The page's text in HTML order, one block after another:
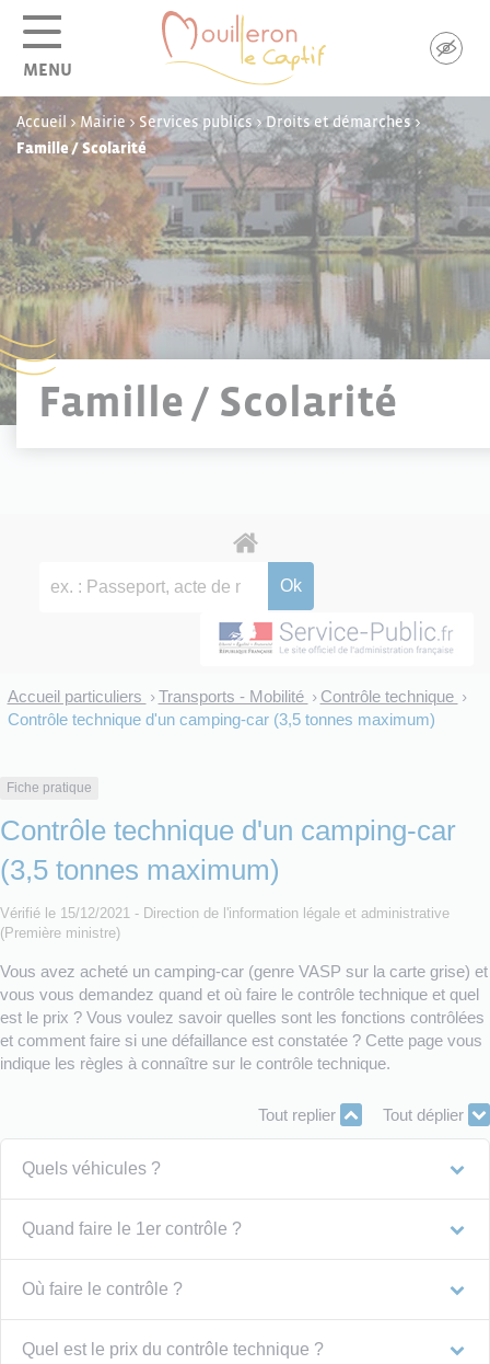
MENU
Accueil >Mairie> Services publics>Droits et démarches>
Famille / Scolarité
Famille / Scolarité
Accueil particuliers > Transports - Mobilité > Contrôle technique >
Contrôle technique d'un camping-car (3,5 tonnes maximum)
Fiche pratique
Contrôle technique d'un camping-car
(3,5 tonnes maximum)
Vérifié le 15/12/2021 - Direction de l'information légale et administrative
(Première ministre)
Vous avez acheté un camping-car (genre VASP sur la carte grise) et
vous vous demandez quand et où faire le contrôle technique et quel
est le prix ? Vous voulez savoir quelles sont les fonctions contrôlées
et comment faire si une défaillance est constatée ? Cette page vous
indique les règles à connaître sur le contrôle technique.
Tout replier Tout déplier
Quels véhicules ?
Quand faire le 1er contrôle ?
Où faire le contrôle ?
Quel est le prix du contrôle technique ?
Panneau de gestion des cookies